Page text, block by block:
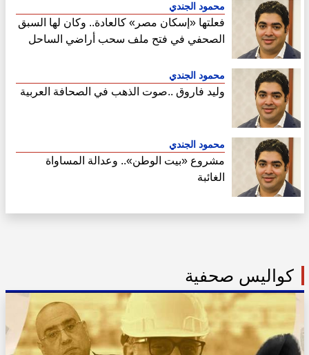
محمود الجندي
فعلتها «إسكان مصر» كالعادة.. وكان لها السبق
الصحفي في فتح ملف سحب أراضي الساحل
محمود الجندي
وليد فاروق ..صوت الذهب في الصحافة العربية
محمود الجندي
مشروع «بيت الوطن».. وعدالة المساواة
الغائبة
كواليس صحفية